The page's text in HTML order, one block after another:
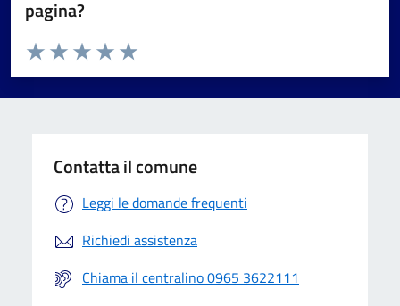
pagina?
Valuta da 1 a 5 stelle la pagina
Valuta 5 stelle su 5
Valuta 4 stelle su 5
Valuta 3 stelle su 5
Valuta 2 stelle su 5
Valuta 1 stelle su 5
Contatta il comune
Leggi le domande frequenti
Richiedi assistenza
Chiama il centralino 0965 3622111